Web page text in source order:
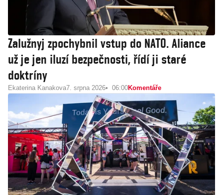
Zalužnyj zpochybnil vstup do NATO. Aliance
už je jen iluzí bezpečnosti, řídí ji staré
doktríny
Ekaterina Kanakova7. srpna 2026 06:00Komentáře